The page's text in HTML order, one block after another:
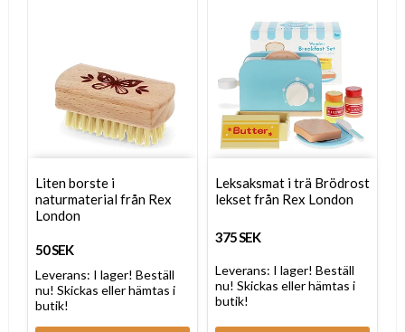
Liten borste i
naturmaterial från Rex
London
50 SEK
Leverans: I lager! Beställ
nu! Skickas eller hämtas i
butik!
Leksaksmat i trä Brödrost
lekset från Rex London
375 SEK
Leverans: I lager! Beställ
nu! Skickas eller hämtas i
butik!